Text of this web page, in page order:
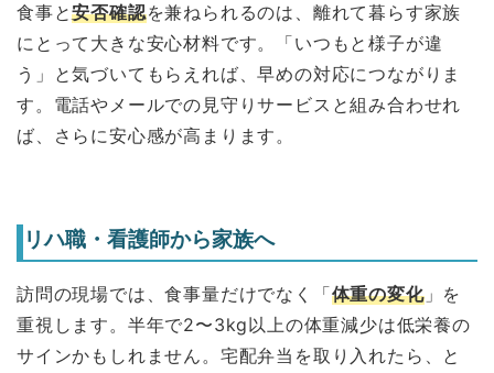
食事と安否確認を兼ねられるのは、離れて暮らす家族
にとって大きな安心材料です。「いつもと様子が違
う」と気づいてもらえれば、早めの対応につながりま
す。電話やメールでの見守りサービスと組み合わせれ
ば、さらに安心感が高まります。
リハ職・看護師から家族へ
訪問の現場では、食事量だけでなく「体重の変化」を
重視します。半年で2〜3kg以上の体重減少は低栄養の
サインかもしれません。宅配弁当を取り入れたら、と